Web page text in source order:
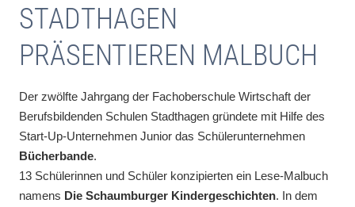
STADTHAGEN
PRÄSENTIEREN MALBUCH
Der zwölfte Jahrgang der Fachoberschule Wirtschaft der
Berufsbildenden Schulen Stadthagen gründete mit Hilfe des
Start-Up-Unternehmen Junior das Schülerunternehmen
Bücherbande.
13 Schülerinnen und Schüler konzipierten ein Lese-Malbuch
namens Die Schaumburger Kindergeschichten. In dem